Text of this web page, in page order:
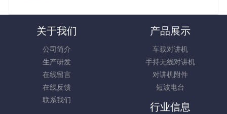
关于我们
公司简介
生产研发
在线留言
在线反馈
联系我们
产品展示
车载对讲机
手持无线对讲机
对讲机附件
短波电台
行业信息